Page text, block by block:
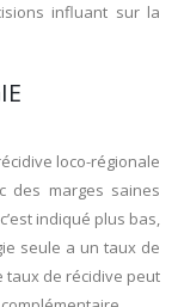
influant sur la
loco-régionale
des marges saines
indiqué plus bas,
seule a un taux de
taux de récidive peut